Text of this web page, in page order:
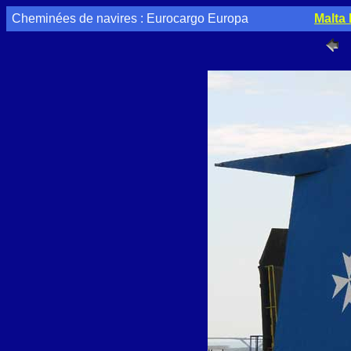
Cheminées de navires : Eurocargo Europa Malta